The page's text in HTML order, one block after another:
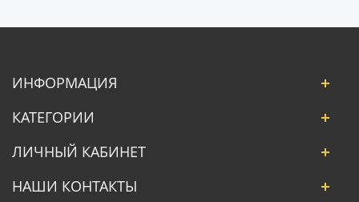
ИНФОРМАЦИЯ
КАТЕГОРИИ
ЛИЧНЫЙ КАБИНЕТ
НАШИ КОНТАКТЫ